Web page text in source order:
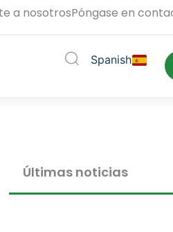
a nosotrosPóngase en
Spanish
Últimas noticias